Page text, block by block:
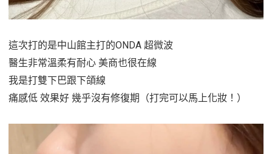
這次打的是中山館主打的ONDA 超微波
醫生非常溫柔有耐心 美商也很在線
我是打雙下巴跟下頜線
痛感低 效果好 幾乎沒有修復期（打完可以馬上化妝！）